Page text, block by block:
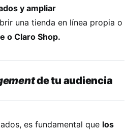
y ampliar
una tienda en línea propia o
o Claro Shop.
de tu audiencia
es fundamental que los